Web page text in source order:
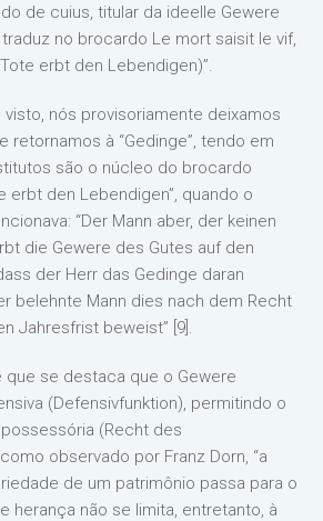
de cuius, titular da ideelle Gewere
no brocardo Le mort saisit le vif,
erbt den Lebendigen)”.
nós provisoriamente deixamos
retornamos à “Gedinge”, tendo em
são o núcleo do brocardo
erbt den Lebendigen”, quando o
“Der Mann aber, der keinen
die Gewere des Gutes auf den
der Herr das Gedinge daran
belehnte Mann dies nach dem Recht
Jahresfrist beweist” [9].
que se destaca que o Gewere
(Defensivfunktion), permitindo o
(Recht des
observado por Franz Dorn, “a
de um patrimônio passa para o
herança não se limita, entretanto, à